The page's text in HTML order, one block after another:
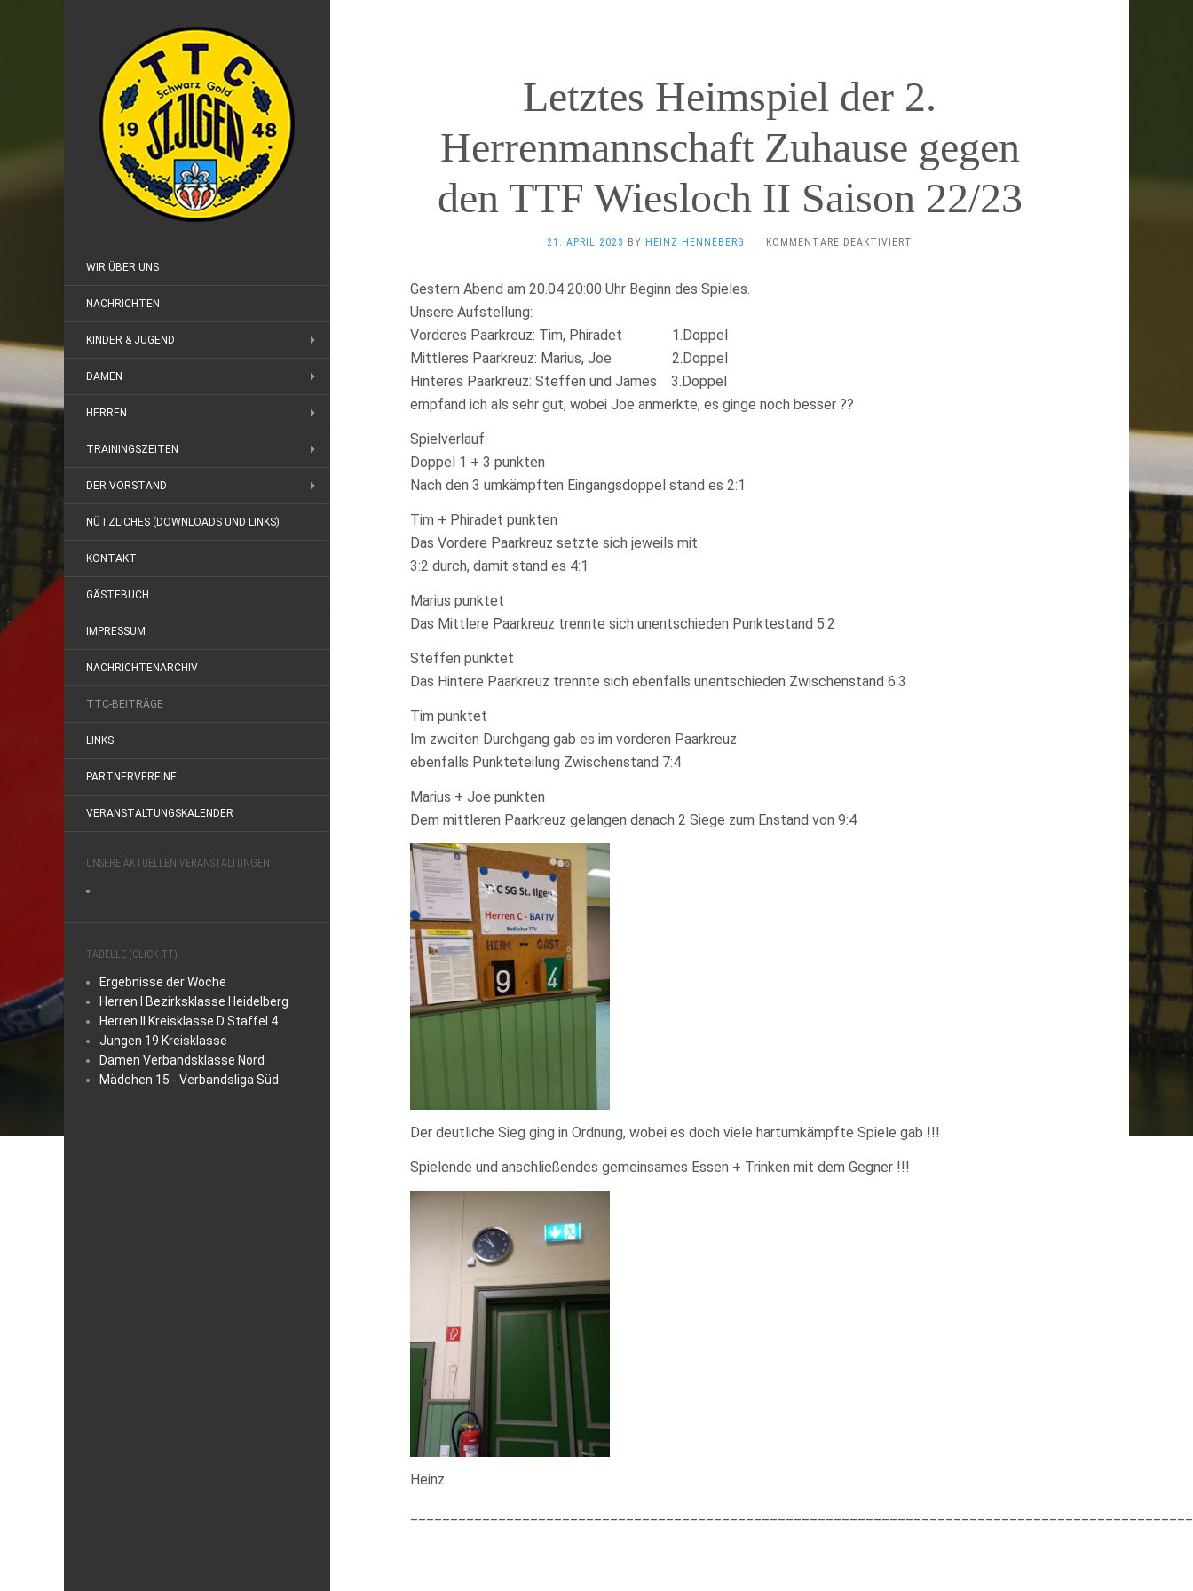
WIR ÜBER UNS
NACHRICHTEN
KINDER & JUGEND
DAMEN
HERREN
TRAININGSZEITEN
DER VORSTAND
NÜTZLICHES (DOWNLOADS UND LINKS)
KONTAKT
GÄSTEBUCH
IMPRESSUM
NACHRICHTENARCHIV
TTC-BEITRÄGE
LINKS
PARTNERVEREINE
VERANSTALTUNGSKALENDER
UNSERE AKTUELLEN VERANSTALTUNGEN
TABELLE (CLICK-TT)
Ergebnisse der Woche
Herren I Bezirksklasse Heidelberg
Herren II Kreisklasse D Staffel 4
Jungen 19 Kreisklasse
Damen Verbandsklasse Nord
Mädchen 15 - Verbandsliga Süd
Letztes Heimspiel der 2.
Herrenmannschaft Zuhause gegen
den TTF Wiesloch II Saison 22/23
21. APRIL 2023 BY HEINZ HENNEBERG · KOMMENTARE DEAKTIVIERT
Gestern Abend am 20.04 20:00 Uhr Beginn des Spieles.
Unsere Aufstellung:
Vorderes Paarkreuz: Tim, Phiradet 1.Doppel
Mittleres Paarkreuz: Marius, Joe 2.Doppel
Hinteres Paarkreuz: Steffen und James 3.Doppel
empfand ich als sehr gut, wobei Joe anmerkte, es ginge noch besser ??
Spielverlauf:
Doppel 1 + 3 punkten
Nach den 3 umkämpften Eingangsdoppel stand es 2:1
Tim + Phiradet punkten
Das Vordere Paarkreuz setzte sich jeweils mit
3:2 durch, damit stand es 4:1
Marius punktet
Das Mittlere Paarkreuz trennte sich unentschieden Punktestand 5:2
Steffen punktet
Das Hintere Paarkreuz trennte sich ebenfalls unentschieden Zwischenstand 6:3
Tim punktet
Im zweiten Durchgang gab es im vorderen Paarkreuz
ebenfalls Punkteteilung Zwischenstand 7:4
Marius + Joe punkten
Dem mittleren Paarkreuz gelangen danach 2 Siege zum Enstand von 9:4
Der deutliche Sieg ging in Ordnung, wobei es doch viele hartumkämpfte Spiele gab !!!
Spielende und anschließendes gemeinsames Essen + Trinken mit dem Gegner !!!
Heinz